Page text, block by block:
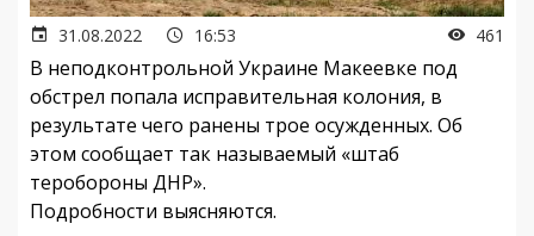
31.08.2022 16:53 461
В неподконтрольной Украине Макеевке под
обстрел попала исправительная колония, в
результате чего ранены трое осужденных. Об
этом сообщает так называемый «штаб
теробороны ДНР».
Подробности выясняются.